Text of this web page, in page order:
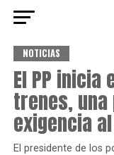
NOTICIAS
El PP
trenes,
exigencia
El presidente de los